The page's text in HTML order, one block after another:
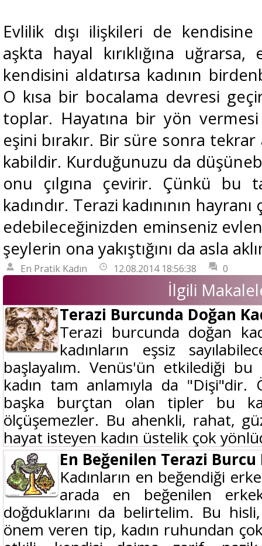
Evlilik dışı ilişkileri de kendisine
aşkta hayal kırıklığına uğrarsa,
kendisini aldatırsa kadının
O kısa bir bocalama devresi
toplar. Hayatına bir yön
eşini bırakır. Bir süre sonra
kabildir. Kurduğunuzu da
onu çılgına çevirir. Çünkü bu
kadındır. Terazi kadınının
edebileceğinizden eminseniz
şeylerin ona yakıştığını da asla
En Pratik Kadın 12.08.2014 18:56:38 0
İlgili
Terazi Burcunda Doğan
Terazi burcunda doğan
kadınların eşsiz
başlayalım. Venüs'ün etkilediği
kadın tam anlamıyla da "Dişi"dir.
başka burçtan olan tipler bu
ölçüşemezler. Bu ahenkli, rahat,
hayat isteyen kadın üstelik çok
En Beğenilen Terazi Burcu
Kadınların en beğendiği
arada en beğenilen
doğduklarını da belirtelim. Bu
önem veren tip, kadın ruhundan